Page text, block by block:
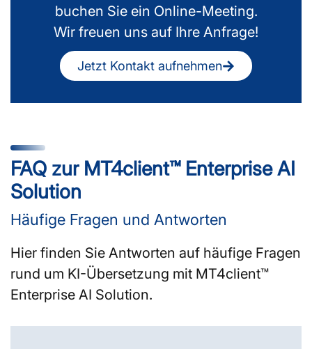
buchen Sie ein Online-Meeting.
Wir freuen uns auf Ihre Anfrage!
Jetzt Kontakt aufnehmen
FAQ zur MT4client™ Enterprise AI
Solution
Häufige Fragen und Antworten
Hier finden Sie Antworten auf häufige Fragen
rund um KI-Übersetzung mit MT4client™
Enterprise AI Solution.